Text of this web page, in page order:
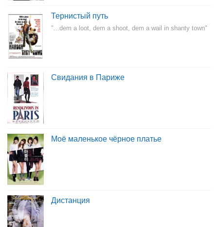
Тернистый путь
"...dem a loot, dem a shoot, dem a wail in shanty town"
Свидания в Париже
Моё маленькое чёрное платье
Дистанция